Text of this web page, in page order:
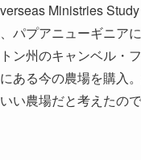
Ministries
パプアニューギニア
ン州のキャンベル・
ある今の農場を購入
い農場だと考えたので